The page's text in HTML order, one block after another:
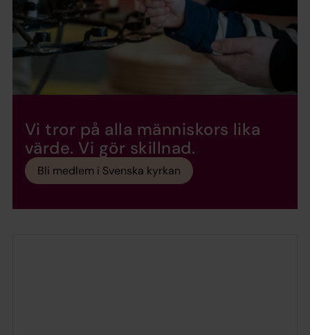
Vi tror på alla människors lika
värde. Vi gör skillnad.
Bli medlem i Svenska kyrkan